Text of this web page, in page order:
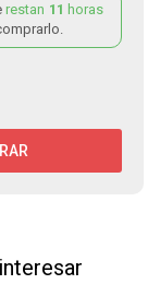
restan 11 horas